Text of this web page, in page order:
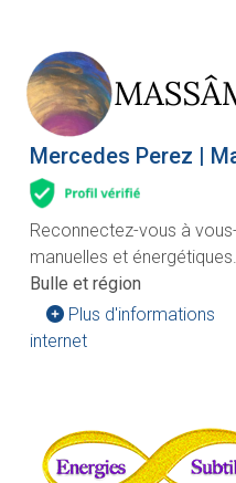
Mercedes Perez |
Reconnectez-vous à
manuelles et énergétiques.
Bulle et région
Plus d'informations
internet